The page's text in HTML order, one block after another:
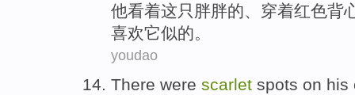
他看着这 只 胖胖的 、穿着红色背
喜欢它似的 。
youdao
There were scarlet spots on his